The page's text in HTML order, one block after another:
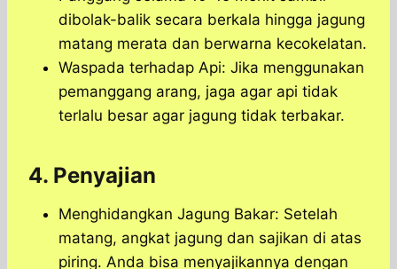
dibolak-balik secara berkala hingga jagung
matang merata dan berwarna kecokelatan.
Waspada terhadap Api: Jika menggunakan
pemanggang arang, jaga agar api tidak
terlalu besar agar jagung tidak terbakar.
4. Penyajian
Menghidangkan Jagung Bakar: Setelah
matang, angkat jagung dan sajikan di atas
piring. Anda bisa menyajikannya dengan